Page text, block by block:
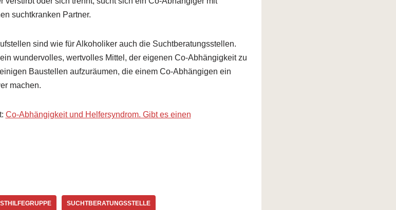
suchtkranken Partner.
sind wie für Alkoholiker auch die Suchtberatungsstellen.
wundervolles, wertvolles Mittel, der eigenen Co-Abhängigkeit zu
Baustellen aufzuräumen, die einem Co-Abhängigen ein
machen.
Co-Abhängigkeit und Helfersyndrom. Gibt es einen
SUCHTBERATUNGSSTELLE